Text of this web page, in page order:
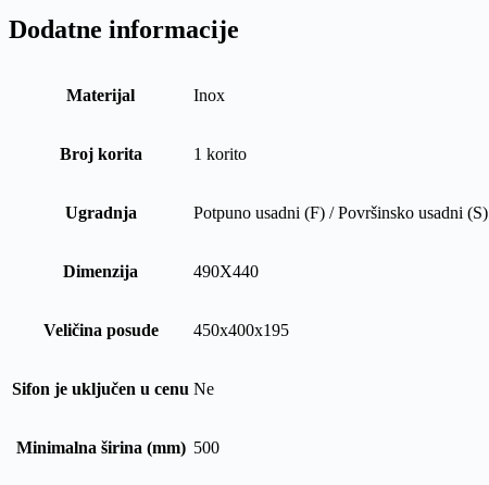
Dodatne informacije
Materijal Inox
Broj korita 1 korito
Ugradnja Potpuno usadni (F) / Površinsko usadni (S)
Dimenzija 490X440
Veličina posude 450x400x195
Sifon je uključen u cenu Ne
Minimalna širina (mm) 500